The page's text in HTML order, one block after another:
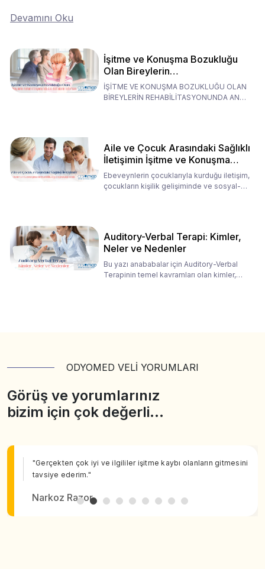
Devamını Oku
İşitme ve Konuşma Bozukluğu
Olan Bireylerin
Rehabilitasyonunda Ana
Babaların Tutumları
İŞİTME VE KONUŞMA BOZUKLUĞU OLAN
BİREYLERİN REHABİLİTASYONUNDA ANA
Aile ve Çocuk Arasındaki Sağlıklı
İletişimin İşitme ve Konuşma
Rehabilitasyonundaki Rolü
Ebeveynlerin çocuklarıyla kurduğu iletişim,
çocukların kişilik gelişiminde ve sosyal-
Auditory-Verbal Terapi: Kimler,
Neler ve Nedenler
Bu yazı anababalar için Auditory-Verbal
Terapinin temel kavramları olan kimler,
ODYOMED VELİ YORUMLARI
Görüş ve yorumlarınız
bizim için çok değerli…
"Gerçekten çok iyi ve ilgililer işitme kaybı olanların gitmesini
tavsiye ederim."
Narkoz Razor